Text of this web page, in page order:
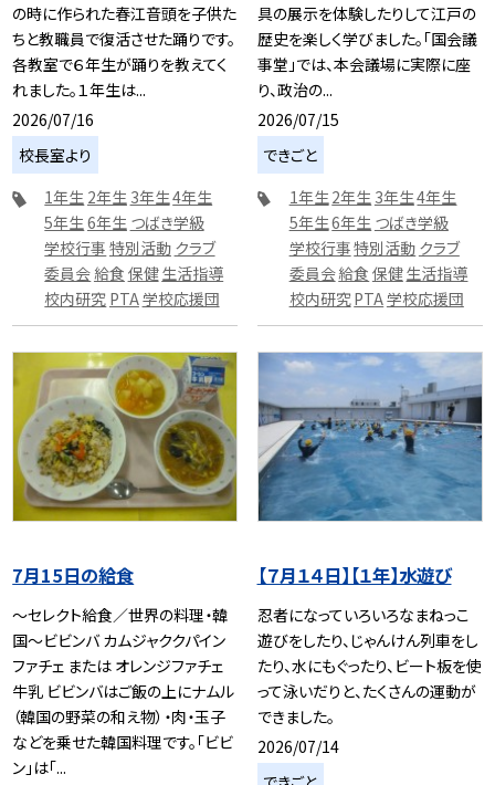
の時に作られた春江音頭を子供た
ちと教職員で復活させた踊りです。
各教室で６年生が踊りを教えてく
れました。１年生は...
2026/07/16
校長室より
1年生 2年生 3年生4年生
5年生6年生 つばき学級
学校行事 特別活動 クラブ
委員会 給食 保健生活指導
校内研究 PTA学校応援団
具の展示を体験したりして江戸の
歴史を楽しく学びました。「国会議
事堂」では、本会議場に実際に座
り、政治の...
2026/07/15
できごと
1年生2年生 3年生4年生
5年生6年生 つばき学級
学校行事特別活動 クラブ
委員会給食 保健生活指導
校内研究PTA学校応援団
7月15日の給食
～セレクト給食／世界の料理・韓
国～ビビンバ カムジャククパイン
ファチェ または オレンジファチェ
牛乳 ビビンバはご飯の上にナムル
（韓国の野菜の和え物）・肉・玉子
などを乗せた韓国料理です。「ビビ
ン」は「...
【７月１４日】【１年】水遊び
忍者になっていろいろなまねっこ
遊びをしたり、じゃんけん列車をし
たり、水にもぐったり、ビート板を使
って泳いだりと、たくさんの運動が
できました。
2026/07/14